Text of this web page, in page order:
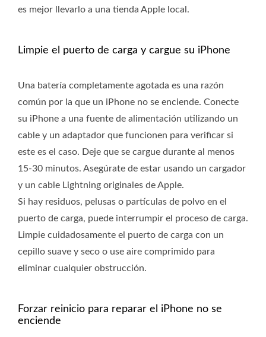
es mejor llevarlo a una tienda Apple local.
Limpie el puerto de carga y cargue su iPhone
Una batería completamente agotada es una razón
común por la que un iPhone no se enciende. Conecte
su iPhone a una fuente de alimentación utilizando un
cable y un adaptador que funcionen para verificar si
este es el caso. Deje que se cargue durante al menos
15-30 minutos. Asegúrate de estar usando un cargador
y un cable Lightning originales de Apple.
Si hay residuos, pelusas o partículas de polvo en el
puerto de carga, puede interrumpir el proceso de carga.
Limpie cuidadosamente el puerto de carga con un
cepillo suave y seco o use aire comprimido para
eliminar cualquier obstrucción.
Forzar reinicio para reparar el iPhone no se
enciende